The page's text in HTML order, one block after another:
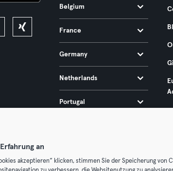
Belgium
France
Germany
Netherlands
Portugal
an
akzeptieren“ klicken, stimmen Sie der Speicherung von